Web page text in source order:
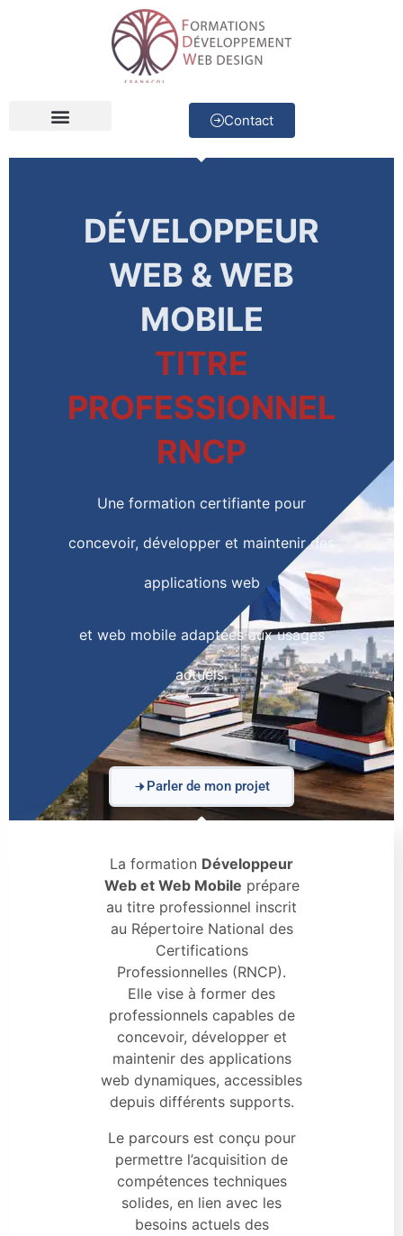
Contact
DÉVELOPPEUR
WEB & WEB
MOBILE
TITRE
PROFESSIONNEL
RNCP
Une formation certifiante pour
concevoir, développer et maintenir des
applications web
et web mobile adaptées aux usages
actuels.
Parler de mon projet
La formation Développeur
Web et Web Mobile prépare
au titre professionnel inscrit
au Répertoire National des
Certifications
Professionnelles (RNCP).
Elle vise à former des
professionnels capables de
concevoir, développer et
maintenir des applications
web dynamiques, accessibles
depuis différents supports.
Le parcours est conçu pour
permettre l’acquisition de
compétences techniques
solides, en lien avec les
besoins actuels des